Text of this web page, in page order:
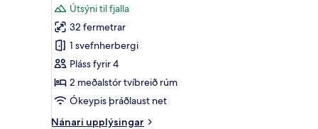
Einnar
hæðar
einbýlishús
-
2
svefnherbergi
-
einkabaðherbergi
umsagnir)
Útsýni til fjalla
32 fermetrar
1 svefnherbergi
Pláss fyrir 4
2 meðalstór tvíbreið rúm
Ókeypis þráðlaust net
Nánari upplýsingar
Nánari